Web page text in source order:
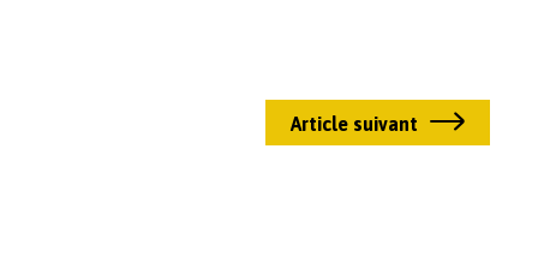
Article suivant